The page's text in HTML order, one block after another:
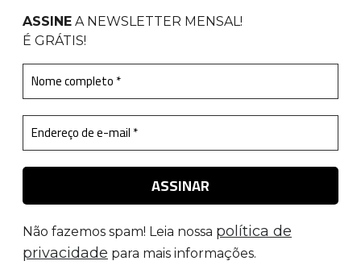
ASSINE A NEWSLETTER MENSAL!
É GRÁTIS!
Não fazemos spam! Leia nossa política de
privacidade para mais informações.